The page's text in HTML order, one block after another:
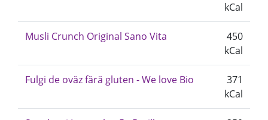
kCal
Musli Crunch Original Sano Vita
450
kCal
Fulgi de ovăz fără gluten - We love Bio
371
kCal